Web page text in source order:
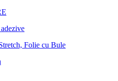
Folie cu Bule